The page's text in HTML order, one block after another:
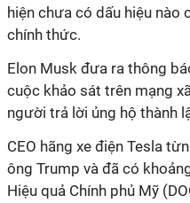
hiện chưa có dấu hiệu nào
chính thức.
Elon Musk đưa ra thông
cuộc khảo sát trên mạng
người trả lời ủng hộ thành
CEO hãng xe điện Tesla
ông Trump và đã có
Hiệu quả Chính phủ Mỹ